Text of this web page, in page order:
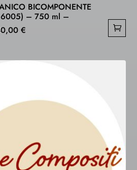
BICOMPONENTE
6005) – 750 ml –
€